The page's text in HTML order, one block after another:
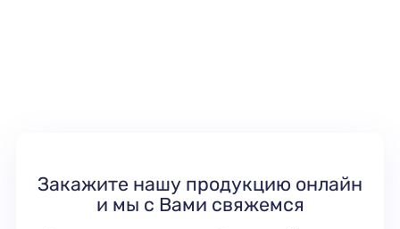
Закажите нашу продукцию онлайн
и мы с Вами свяжемся